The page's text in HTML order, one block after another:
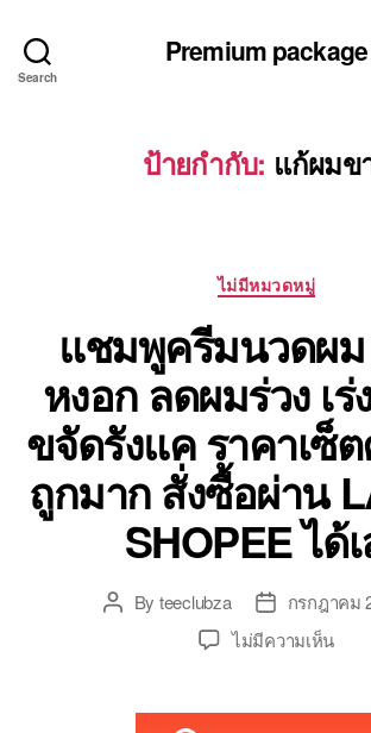
Search
Premium package
ป้ายกำกับ: แก้ผมข
Categories
ไม่มีหมวดหมู่
แชมพูครีมนวดผ
หงอก ลดผมร่วง เร่
ขจัดรังแค ราคาเซ็
ถูกมาก สั่งซื้อผ่าน
SHOPEE ได้
PostBy teeclubza
Postกรกฎาคม
ไม่มีความเห็นบน
นวด